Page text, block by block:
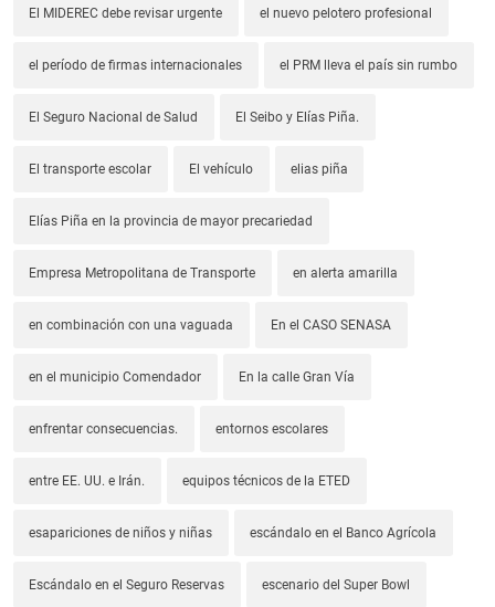
El MIDEREC debe revisar urgente el nuevo pelotero profesional
el período de firmas internacionales el PRM lleva el país sin rumbo
El Seguro Nacional de Salud El Seibo y Elías Piña.
El transporte escolar El vehículo elias piña
Elías Piña en la provincia de mayor precariedad
Empresa Metropolitana de Transporte en alerta amarilla
en combinación con una vaguada En el CASO SENASA
en el municipio Comendador En la calle Gran Vía
enfrentar consecuencias. entornos escolares
entre EE. UU. e Irán. equipos técnicos de la ETED
esapariciones de niños y niñas escándalo en el Banco Agrícola
Escándalo en el Seguro Reservas escenario del Super Bowl